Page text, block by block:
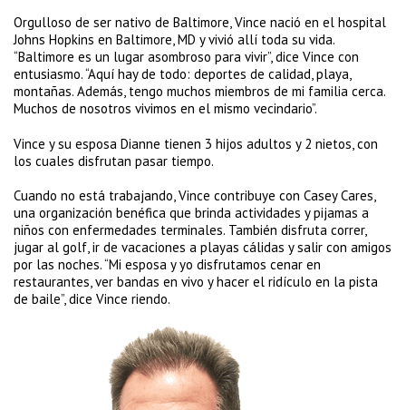
Orgulloso de ser nativo de Baltimore, Vince nació en el hospital
Johns Hopkins en Baltimore, MD y vivió allí toda su vida.
“Baltimore es un lugar asombroso para vivir”, dice Vince con
entusiasmo. “Aquí hay de todo: deportes de calidad, playa,
montañas. Además, tengo muchos miembros de mi familia cerca.
Muchos de nosotros vivimos en el mismo vecindario”.
Vince y su esposa Dianne tienen 3 hijos adultos y 2 nietos, con
los cuales disfrutan pasar tiempo.
Cuando no está trabajando, Vince contribuye con Casey Cares,
una organización benéfica que brinda actividades y pijamas a
niños con enfermedades terminales. También disfruta correr,
jugar al golf, ir de vacaciones a playas cálidas y salir con amigos
por las noches. “Mi esposa y yo disfrutamos cenar en
restaurantes, ver bandas en vivo y hacer el ridículo en la pista
de baile”, dice Vince riendo.